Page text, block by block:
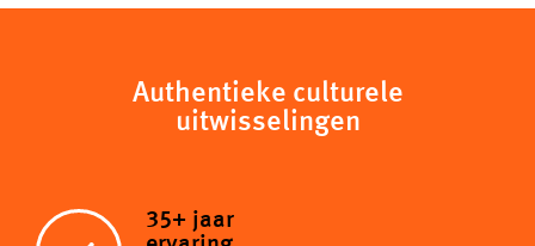
Authentieke culturele
uitwisselingen
35+ jaar